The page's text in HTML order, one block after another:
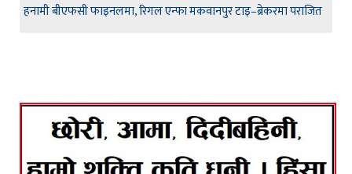
हनामी बीएफसी फाइनलमा, रिगल एन्फा मकवानपुर टाइ–ब्रेकरमा पराजित